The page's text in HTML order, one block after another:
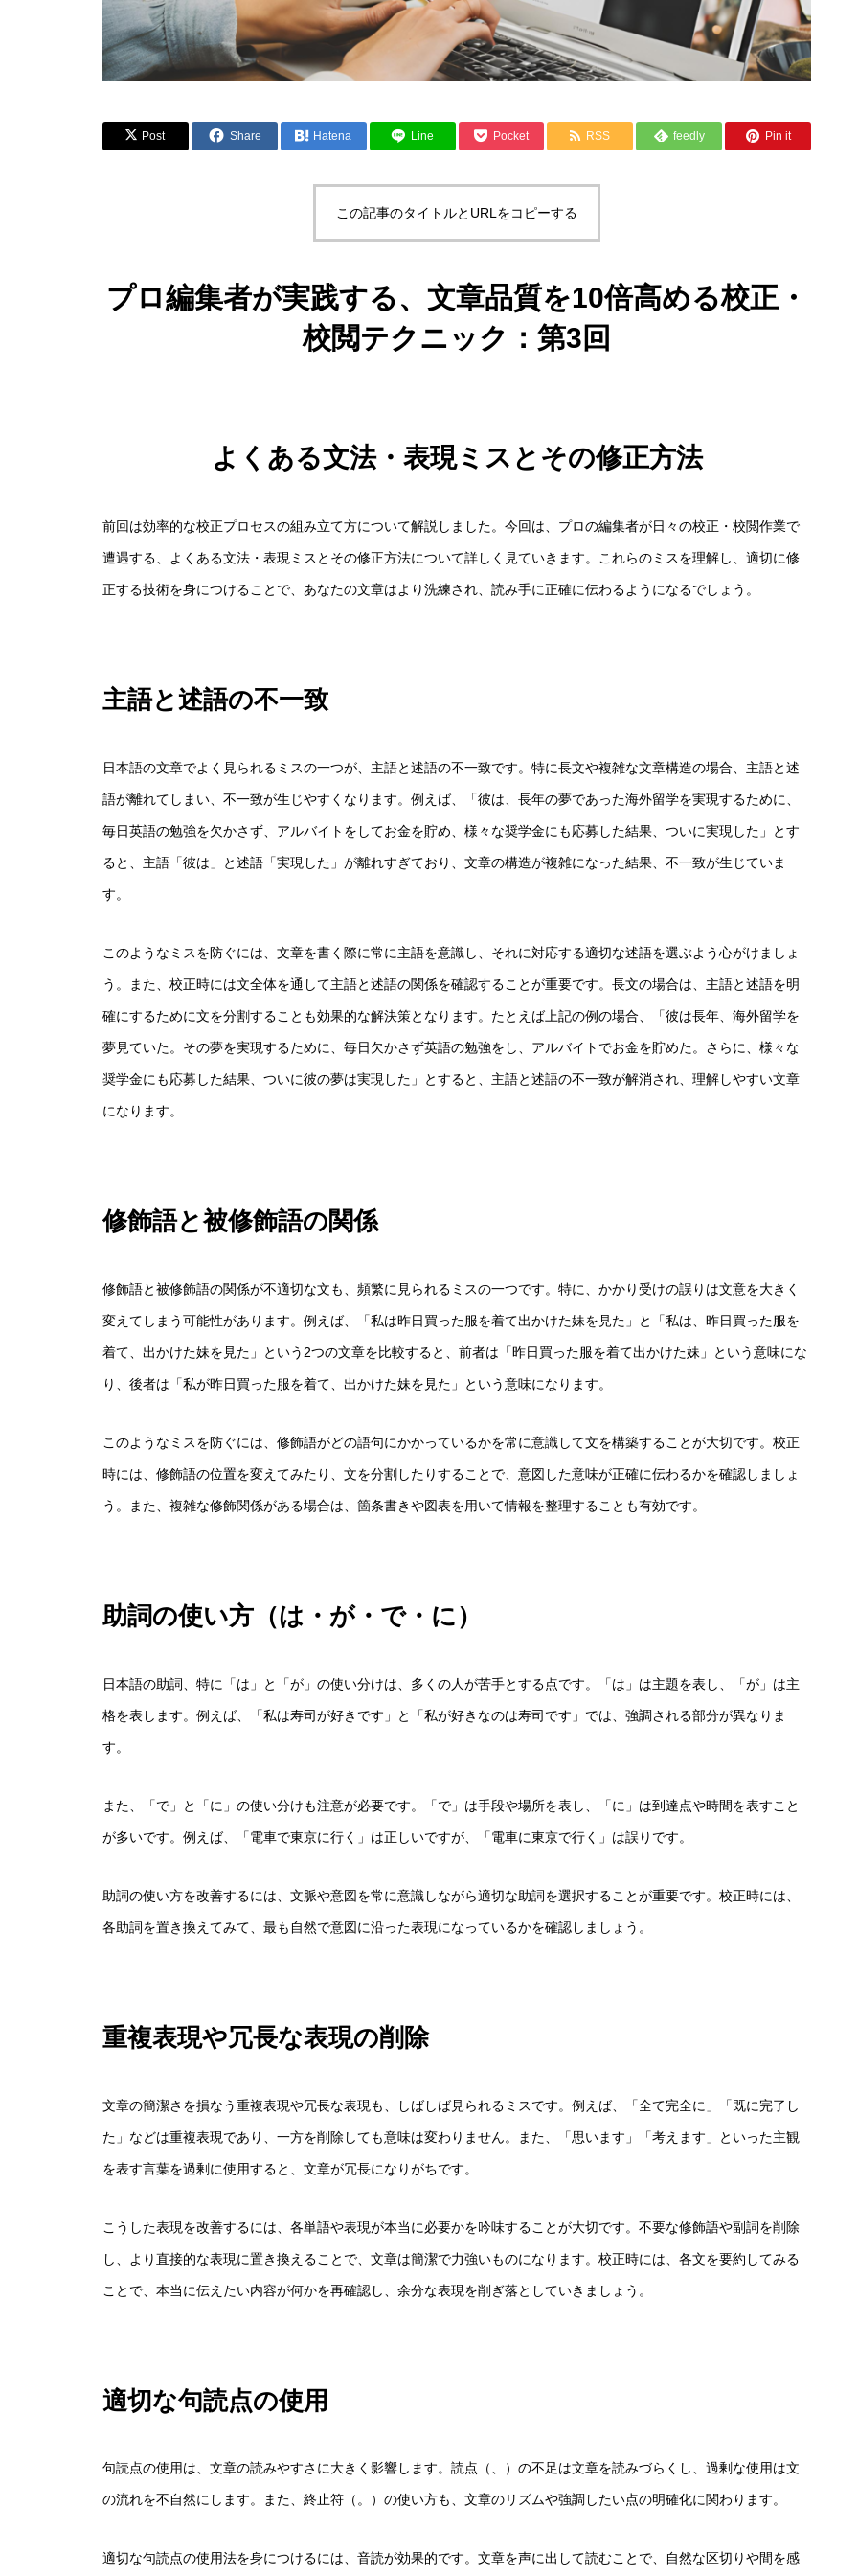
Post Share Hatena Line Pocket RSS feedly Pin it
この記事のタイトルとURLをコピーする
プロ編集者が実践する、文章品質を10倍高める校正・
校閲テクニック：第3回
よくある文法・表現ミスとその修正方法
前回は効率的な校正プロセスの組み立て方について解説しました。今回は、プロの編集者が日々の校正・校閲作業で
遭遇する、よくある文法・表現ミスとその修正方法について詳しく見ていきます。これらのミスを理解し、適切に修
正する技術を身につけることで、あなたの文章はより洗練され、読み手に正確に伝わるようになるでしょう。
主語と述語の不一致
日本語の文章でよく見られるミスの一つが、主語と述語の不一致です。特に長文や複雑な文章構造の場合、主語と述
語が離れてしまい、不一致が生じやすくなります。例えば、「彼は、長年の夢であった海外留学を実現するために、
毎日英語の勉強を欠かさず、アルバイトをしてお金を貯め、様々な奨学金にも応募した結果、ついに実現した」とす
ると、主語「彼は」と述語「実現した」が離れすぎており、文章の構造が複雑になった結果、不一致が生じていま
す。
このようなミスを防ぐには、文章を書く際に常に主語を意識し、それに対応する適切な述語を選ぶよう心がけましょ
う。また、校正時には文全体を通して主語と述語の関係を確認することが重要です。長文の場合は、主語と述語を明
確にするために文を分割することも効果的な解決策となります。たとえば上記の例の場合、「彼は長年、海外留学を
夢見ていた。その夢を実現するために、毎日欠かさず英語の勉強をし、アルバイトでお金を貯めた。さらに、様々な
奨学金にも応募した結果、ついに彼の夢は実現した」とすると、主語と述語の不一致が解消され、理解しやすい文章
になります。
修飾語と被修飾語の関係
修飾語と被修飾語の関係が不適切な文も、頻繁に見られるミスの一つです。特に、かかり受けの誤りは文意を大きく
変えてしまう可能性があります。例えば、「私は昨日買った服を着て出かけた妹を見た」と「私は、昨日買った服を
着て、出かけた妹を見た」という2つの文章を比較すると、前者は「昨日買った服を着て出かけた妹」という意味にな
り、後者は「私が昨日買った服を着て、出かけた妹を見た」という意味になります。
このようなミスを防ぐには、修飾語がどの語句にかかっているかを常に意識して文を構築することが大切です。校正
時には、修飾語の位置を変えてみたり、文を分割したりすることで、意図した意味が正確に伝わるかを確認しましょ
う。また、複雑な修飾関係がある場合は、箇条書きや図表を用いて情報を整理することも有効です。
助詞の使い方（は・が・で・に）
日本語の助詞、特に「は」と「が」の使い分けは、多くの人が苦手とする点です。「は」は主題を表し、「が」は主
格を表します。例えば、「私は寿司が好きです」と「私が好きなのは寿司です」では、強調される部分が異なりま
す。
また、「で」と「に」の使い分けも注意が必要です。「で」は手段や場所を表し、「に」は到達点や時間を表すこと
が多いです。例えば、「電車で東京に行く」は正しいですが、「電車に東京で行く」は誤りです。
助詞の使い方を改善するには、文脈や意図を常に意識しながら適切な助詞を選択することが重要です。校正時には、
各助詞を置き換えてみて、最も自然で意図に沿った表現になっているかを確認しましょう。
重複表現や冗長な表現の削除
文章の簡潔さを損なう重複表現や冗長な表現も、しばしば見られるミスです。例えば、「全て完全に」「既に完了し
た」などは重複表現であり、一方を削除しても意味は変わりません。また、「思います」「考えます」といった主観
を表す言葉を過剰に使用すると、文章が冗長になりがちです。
こうした表現を改善するには、各単語や表現が本当に必要かを吟味することが大切です。不要な修飾語や副詞を削除
し、より直接的な表現に置き換えることで、文章は簡潔で力強いものになります。校正時には、各文を要約してみる
ことで、本当に伝えたい内容が何かを再確認し、余分な表現を削ぎ落としていきましょう。
適切な句読点の使用
句読点の使用は、文章の読みやすさに大きく影響します。読点（、）の不足は文章を読みづらくし、過剰な使用は文
の流れを不自然にします。また、終止符（。）の使い方も、文章のリズムや強調したい点の明確化に関わります。
適切な句読点の使用法を身につけるには、音読が効果的です。文章を声に出して読むことで、自然な区切りや間を感